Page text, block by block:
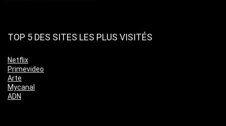
TOP 5 DES SITES LES PLUS VISITÉS
Netflix
Primevideo
Arte
Mycanal
ADN